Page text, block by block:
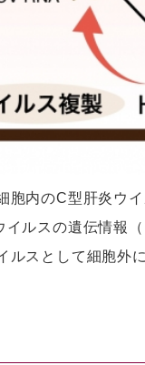
胞内のC型肝炎ウ
イルスの遺伝情報
ルスとして細胞外